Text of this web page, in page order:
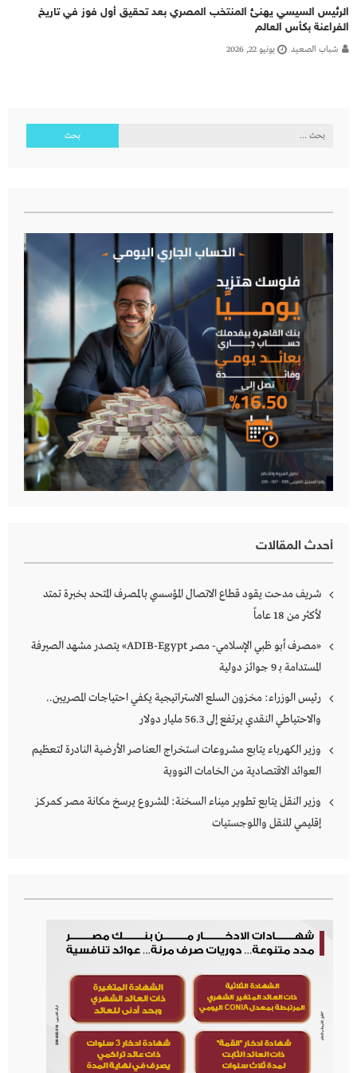
الرئيس السيسي يهنئ المنتخب المصري بعد تحقيق أول فوز في تاريخ
الفراعنة بكأس العالم
شباب الصعيد يونيو 22, 2026
البحث
أحدث المقالات
شريف مدحت يقود قطاع الاتصال المؤسسي بالمصرف المتحد بخبرة تمتد
لأكثر من 18 عاماً
«مصرف أبو ظبي الإسلامي- مصر ADIB-Egypt» يتصدر مشهد الصيرفة
المستدامة بـ 9 جوائز دولية
رئيس الوزراء: مخزون السلع الاستراتيجية يكفي احتياجات المصريين..
والاحتياطي النقدي يرتفع إلى 56.3 مليار دولار
وزير الكهرباء يتابع مشروعات استخراج العناصر الأرضية النادرة لتعظيم
العوائد الاقتصادية من الخامات النووية
وزير النقل يتابع تطوير ميناء السخنة: المشروع يرسخ مكانة مصر كمركز
إقليمي للنقل واللوجستيات